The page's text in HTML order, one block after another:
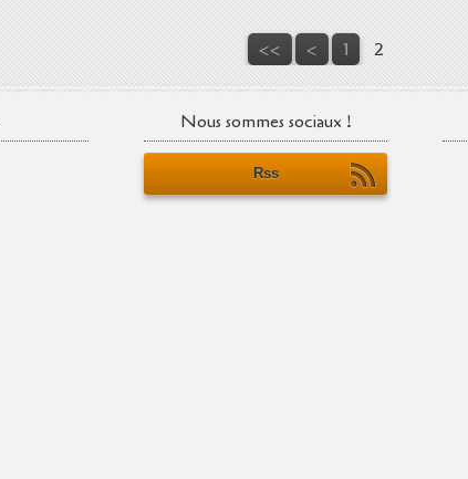
<< < 1 2
Nous sommes sociaux !
Rss